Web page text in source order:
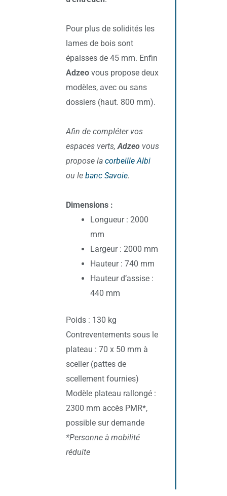
Pour plus de solidités les
lames de bois sont
épaisses de 45 mm. Enfin
Adzeo vous propose deux
modèles, avec ou sans
dossiers (haut. 800 mm).
Afin de compléter vos
espaces verts,Adzeo vous
propose la corbeille Albi
ou le banc Savoie.
Dimensions :
Longueur : 2000
mm
Largeur : 2000 mm
Hauteur : 740 mm
Hauteur d’assise :
440 mm
Poids : 130 kg
Contreventements sous le
plateau : 70 x 50 mm à
sceller (pattes de
scellement fournies)
Modèle plateau rallongé :
2300 mm accès PMR*,
possible sur demande
*Personne à mobilité
réduite